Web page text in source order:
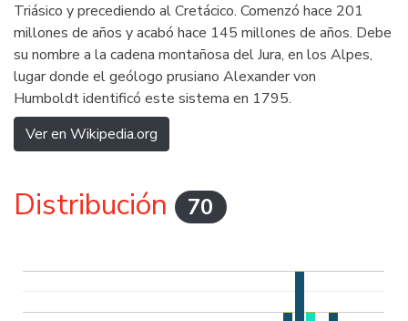
Triásico y precediendo al Cretácico. Comenzó hace 201
millones de años y acabó hace 145 millones de años. Debe
su nombre a la cadena montañosa del Jura, en los Alpes,
lugar donde el geólogo prusiano Alexander von
Humboldt identificó este sistema en 1795.
Ver en Wikipedia.org
Distribución 70